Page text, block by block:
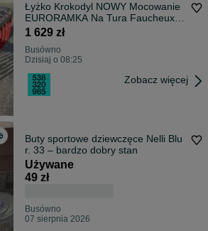
Łyżko Krokodyl NOWY Mocowanie
EURORAMKA Na Tura Faucheux
SMS
1 629 zł
Busówno
Dzisiaj o 08:25
Zobacz więcej
Buty sportowe dziewczęce Nelli Blu
r. 33 – bardzo dobry stan
Używane
49 zł
Busówno
07 sierpnia 2026